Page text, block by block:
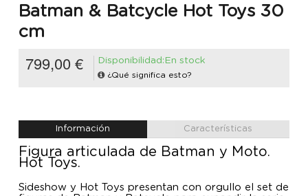
Batman & Batcycle Hot Toys 30
cm
799,00 € Disponibilidad:En stock
¿Qué significa esto?
Información Características
Figura articulada de Batman y Moto.
Hot Toys.
Sideshow y Hot Toys presentan con orgullo el set de